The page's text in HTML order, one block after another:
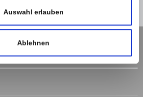
Auswahl erlauben
Ablehnen